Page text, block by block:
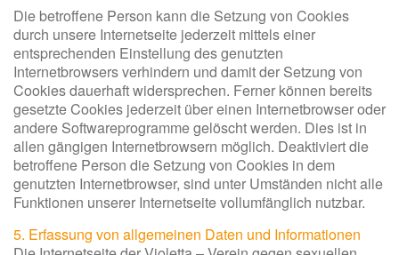
Die betroffene Person kann die Setzung von Cookies
durch unsere Internetseite jederzeit mittels einer
entsprechenden Einstellung des genutzten
Internetbrowsers verhindern und damit der Setzung von
Cookies dauerhaft widersprechen. Ferner können bereits
gesetzte Cookies jederzeit über einen Internetbrowser oder
andere Softwareprogramme gelöscht werden. Dies ist in
allen gängigen Internetbrowsern möglich. Deaktiviert die
betroffene Person die Setzung von Cookies in dem
genutzten Internetbrowser, sind unter Umständen nicht alle
Funktionen unserer Internetseite vollumfänglich nutzbar.
5. Erfassung von allgemeinen Daten und Informationen